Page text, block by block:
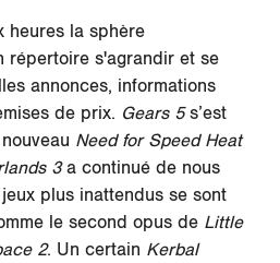
heures la sphère
répertoire s'agrandir et se
annonces, informations
de prix. Gears 5s’est
Need for Speed Heat
3a continué de nous
plus inattendus se sont
le second opus de Little
2. Un certain Kerbal